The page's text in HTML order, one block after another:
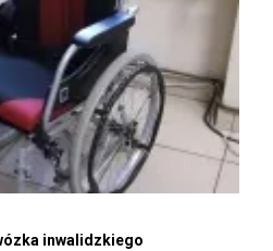
inwalidzkiego